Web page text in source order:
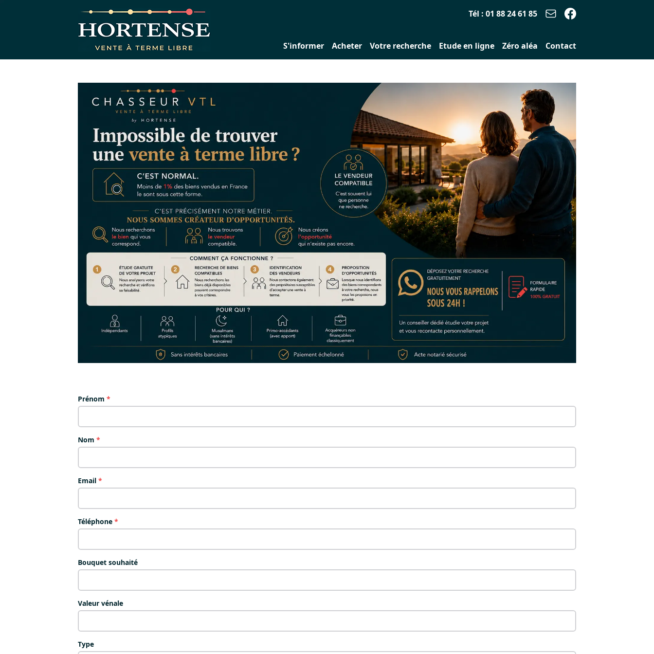
Tél : 01 88 24 61 85
S'informer Acheter Votre recherche Etude en ligne Zéro aléa Contact
Prénom *
Nom *
Email *
Téléphone *
Bouquet souhaité
Valeur vénale
Type